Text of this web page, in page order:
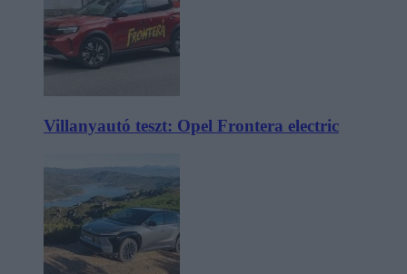
Villanyautó teszt: Opel Frontera electric